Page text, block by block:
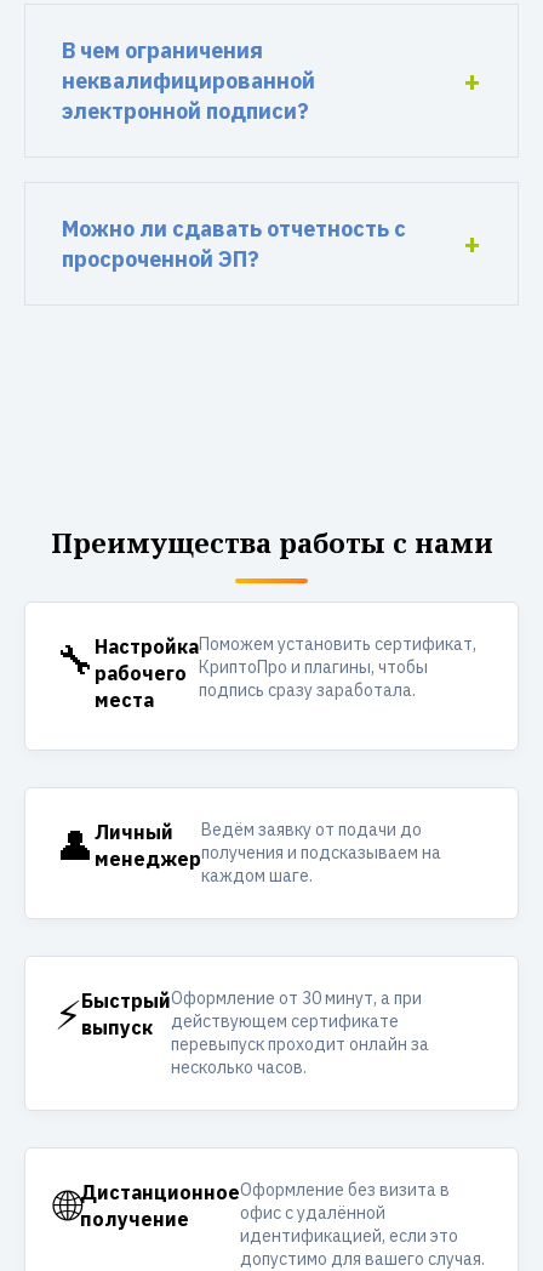
В чем ограничения
неквалифицированной
электронной подписи?
Можно ли сдавать отчетность с
просроченной ЭП?
Преимущества работы с нами
🔧 Настройка
рабочего
места
Поможем установить сертификат,
КриптоПро и плагины, чтобы
подпись сразу заработала.
👤 Личный
менеджер
Ведём заявку от подачи до
получения и подсказываем на
каждом шаге.
⚡Быстрый
выпуск
Оформление от 30 минут, а при
действующем сертификате
перевыпуск проходит онлайн за
несколько часов.
🌐Дистанционное
получение
Оформление без визита в
офис с удалённой
идентификацией, если это
допустимо для вашего случая.